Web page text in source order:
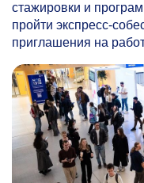
стажировки и
пройти экспресс-
приглашения на